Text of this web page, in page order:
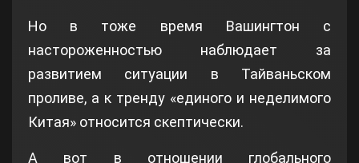
Но в тоже время Вашингтон с
настороженностью наблюдает за
развитием ситуации в Тайваньском
проливе, а к тренду «единого и неделимого
Китая» относится скептически.
А вот в отношении глобального